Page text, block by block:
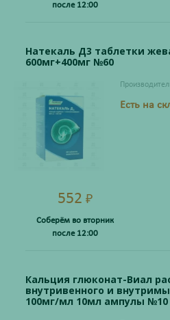
после 12:00
Натекаль Д3 таблетки
600мг+400мг №60
Есть на
552 ₽
Соберём во вторник
после 12:00
Кальция глюконат-Виал
внутривенного и
100мг/мл 10мл ампулы №10